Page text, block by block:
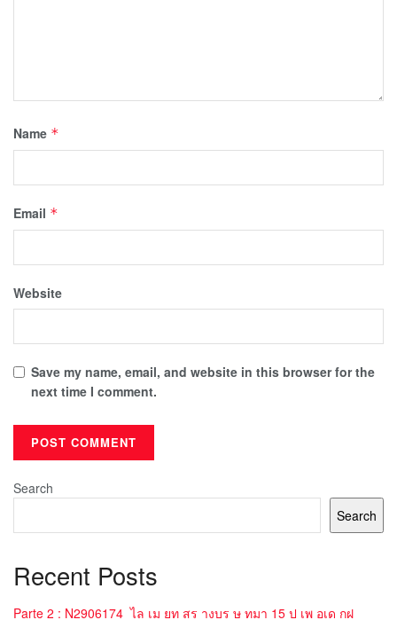
Name *
Email *
Website
Save my name, email, and website in this browser for the
next time I comment.
Search
Search
Recent Posts
Parte 2 : N2906174_ไล เม ยท สร างบร ษ ทมา 15 ป เพ อเด กฝ